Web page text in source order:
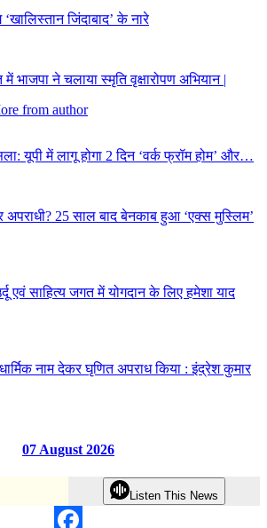
जिंदाबाद’ के नारे
में भाजपा ने चलाया स्मृति वृक्षारोपण अभियान |
from author
यूपी में लागू होगा 2 दिन ‘वर्क फ्रॉम होम’ और…
अपराधी? 25 साल बाद बेनकाब हुआ ‘एक्स मुस्लिम’
एवं साहित्य जगत में योगदान के लिए हमेशा याद
नाम देकर घृणित अपराध किया : इंद्रेश कुमार
07 August 2026
Listen This News